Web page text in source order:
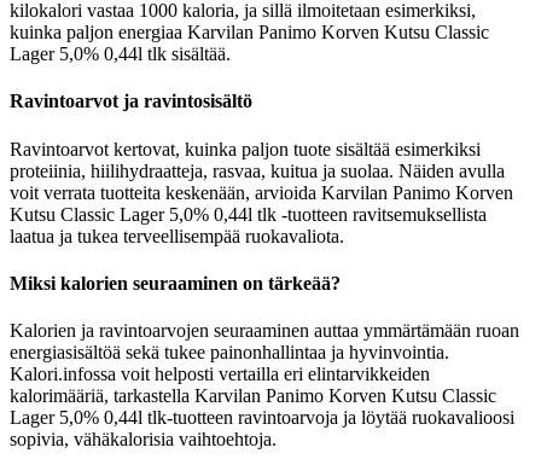
kilokalori vastaa 1000 kaloria, ja sillä ilmoitetaan esimerkiksi,
kuinka paljon energiaa Karvilan Panimo Korven Kutsu Classic
Lager 5,0% 0,44l tlk sisältää.
Ravintoarvot ja ravintosisältö
Ravintoarvot kertovat, kuinka paljon tuote sisältää esimerkiksi
proteiinia, hiilihydraatteja, rasvaa, kuitua ja suolaa. Näiden avulla
voit verrata tuotteita keskenään, arvioida Karvilan Panimo Korven
Kutsu Classic Lager 5,0% 0,44l tlk -tuotteen ravitsemuksellista
laatua ja tukea terveellisempää ruokavaliota.
Miksi kalorien seuraaminen on tärkeää?
Kalorien ja ravintoarvojen seuraaminen auttaa ymmärtämään ruoan
energiasisältöä sekä tukee painonhallintaa ja hyvinvointia.
Kalori.infossa voit helposti vertailla eri elintarvikkeiden
kalorimääriä, tarkastella Karvilan Panimo Korven Kutsu Classic
Lager 5,0% 0,44l tlk-tuotteen ravintoarvoja ja löytää ruokavalioosi
sopivia, vähäkalorisia vaihtoehtoja.